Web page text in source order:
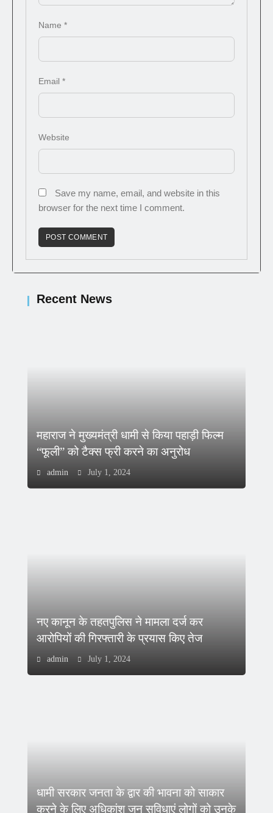
Name *
Email *
Website
Save my name, email, and website in this
browser for the next time I comment.
Recent News
महाराज ने मुख्यमंत्री धामी से किया पहाड़ी फिल्म
“फूली” को टैक्स फ्री करने का अनुरोध
admin July 1, 2024
नए कानून के तहतपुलिस ने मामला दर्ज कर
आरोपियों की गिरफ्तारी के प्रयास किए तेज
admin July 1, 2024
धामी सरकार जनता के द्वार की भावना को साकार
करने के लिए अधिकांश जन सुविधाएं लोगों को उनके